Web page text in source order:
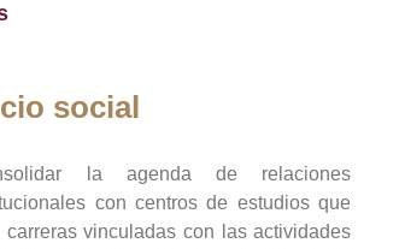
social
la agenda de relaciones
con centros de estudios que
carreras vinculadas con las actividades